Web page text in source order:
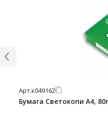
Арт.к049162
Бумага Светокопи А4,